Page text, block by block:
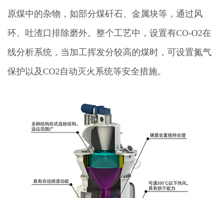
原煤中的杂物，如部分煤矸石、金属块等，通过风
环、吐渣口排除磨外。整个工艺中，设置有CO-O2在
线分析系统，当加工挥发分较高的煤时，可设置氮气
保护以及CO2自动灭火系统等安全措施。